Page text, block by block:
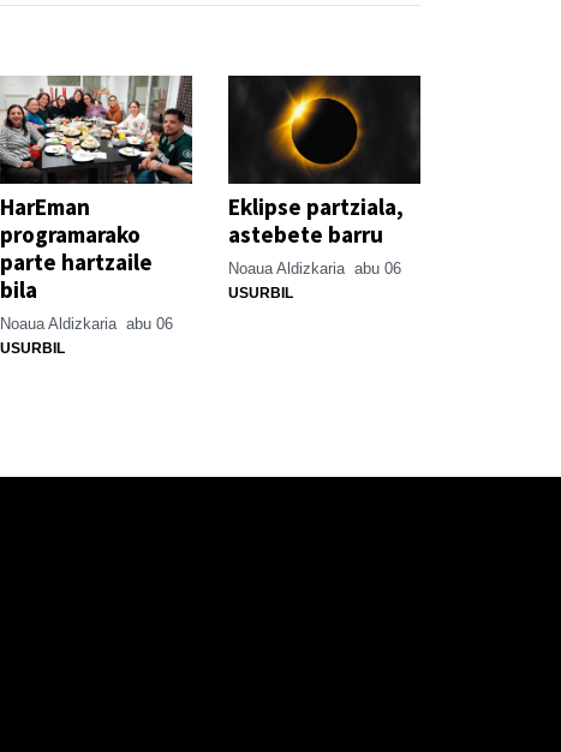
HarEman
programarako
parte hartzaile
bila
Noaua Aldizkaria abu 06
USURBIL
Eklipse partziala,
astebete barru
Noaua Aldizkaria abu 06
USURBIL